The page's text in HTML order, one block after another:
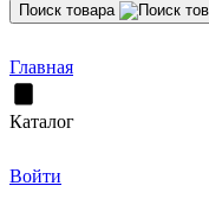
Поиск товара
Главная
Каталог
Войти